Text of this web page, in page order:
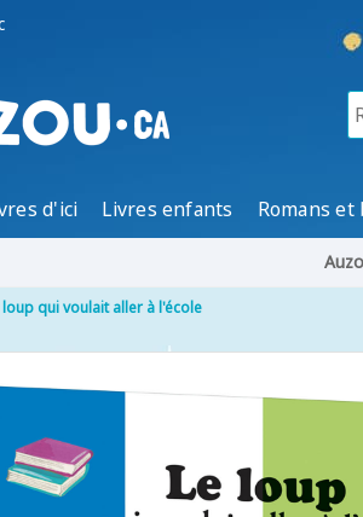
d'ici Livres enfants Romans et
loup qui voulait aller à l'école